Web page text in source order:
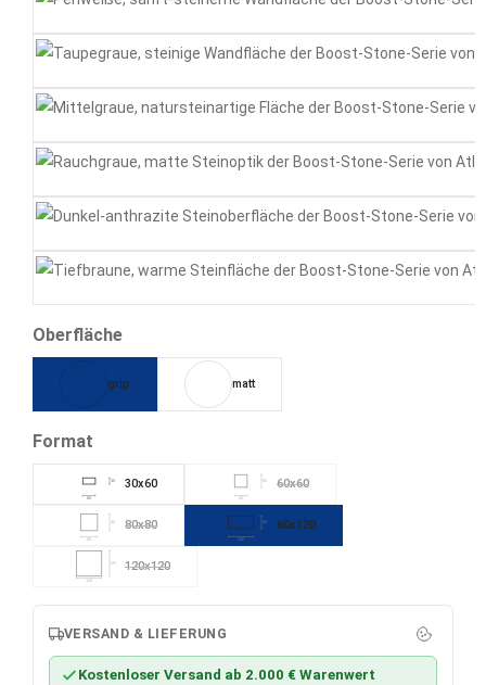
Oberflächeauswählen
grip matt
Format
60
30 30x60 60x60
80x80
(Diese Option ist zurzeit nicht verfügbar.)
120
60x120
120
120 120x120
VERSAND & LIEFERUNG
Kostenloser Versand ab 2.000 € Warenwert